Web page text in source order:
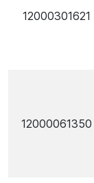
12000301621
12000061350